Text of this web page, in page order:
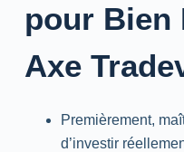
pour Bien
Axe
Premièrement,
d’investir